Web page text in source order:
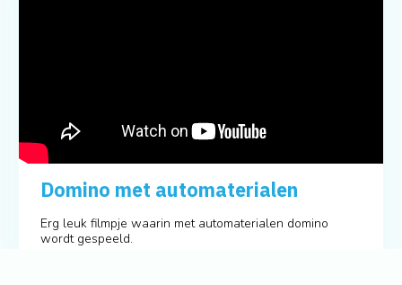
Domino met automaterialen
Erg leuk filmpje waarin met automaterialen domino
wordt gespeeld.